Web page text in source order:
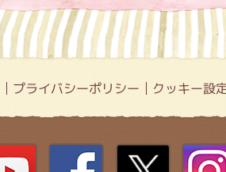
プライバシーポリシー クッキー設